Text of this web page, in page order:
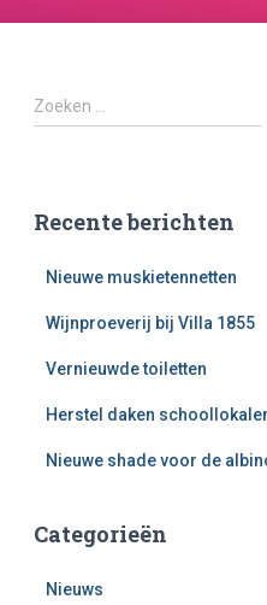
Zoeken …
Recente berichten
Nieuwe muskietennetten
Wijnproeverij bij Villa 1855
Vernieuwde toiletten
Herstel daken
Nieuwe shade voor de
Categorieën
Nieuws